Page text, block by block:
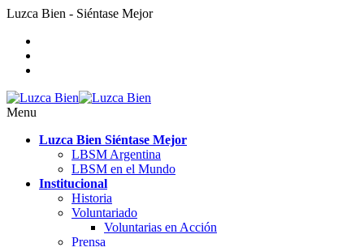
Luzca Bien - Siéntase Mejor
Menu
Luzca Bien Siéntase Mejor
LBSM Argentina
LBSM en el Mundo
Institucional
Historia
Voluntariado
Voluntarias en Acción
Prensa